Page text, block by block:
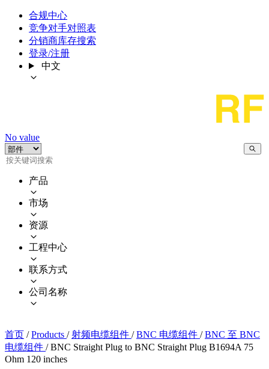
合规中心
竞争对手对照表
分销商库存搜索
登录/注册
中文
No value
产品
市场
资源
工程中心
联系方式
公司名称
首页 / Products / 射频电缆组件 / BNC 电缆组件 / BNC 至 BNC
电缆组件 / BNC Straight Plug to BNC Straight Plug B1694A 75
Ohm 120 inches